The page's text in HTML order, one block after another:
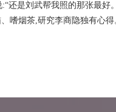
还是刘武帮我照的那张最好
烟茶,研究李商隐独有心